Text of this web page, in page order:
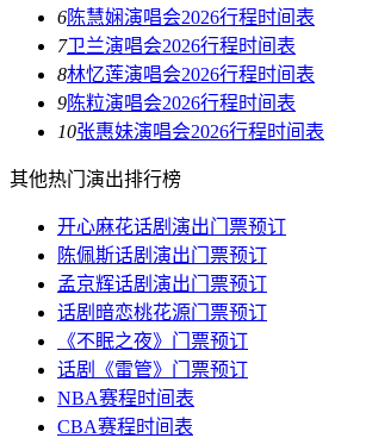
6陈慧娴演唱会2026行程时间表
7卫兰演唱会2026行程时间表
8林忆莲演唱会2026行程时间表
9陈粒演唱会2026行程时间表
10张惠妹演唱会2026行程时间表
其他热门演出排行榜
开心麻花话剧演出门票预订
陈佩斯话剧演出门票预订
孟京辉话剧演出门票预订
话剧暗恋桃花源门票预订
《不眠之夜》门票预订
话剧《雷管》门票预订
NBA赛程时间表
CBA赛程时间表